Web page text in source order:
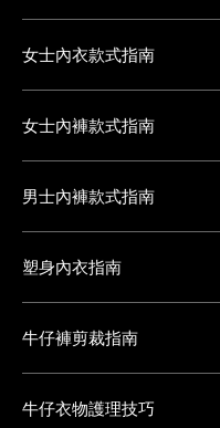
女士內衣款式指南
女士內褲款式指南
男士內褲款式指南
塑身內衣指南
牛仔褲剪裁指南
牛仔衣物護理技巧